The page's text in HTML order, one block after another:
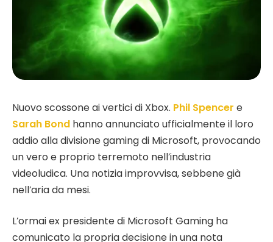
Nuovo scossone ai vertici di Xbox. Phil Spencer e
Sarah Bond hanno annunciato ufficialmente il loro
addio alla divisione gaming di Microsoft, provocando
un vero e proprio terremoto nell’industria
videoludica. Una notizia improvvisa, sebbene già
nell’aria da mesi.
L’ormai ex presidente di Microsoft Gaming ha
comunicato la propria decisione in una nota